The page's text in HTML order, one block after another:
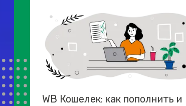
WB Кошелек: как пополнить и